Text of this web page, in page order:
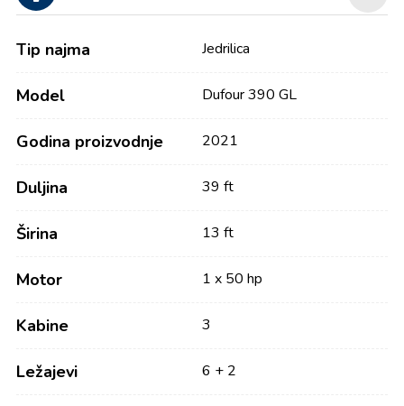
Tip najma Jedrilica
Model Dufour 390 GL
Godina proizvodnje 2021
Duljina 39 ft
Širina 13 ft
Motor 1 x 50 hp
Kabine 3
Ležajevi 6 + 2